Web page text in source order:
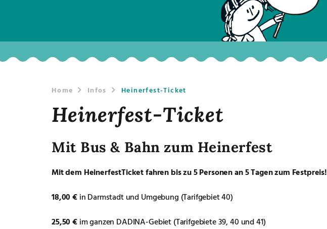
Home Infos Heinerfest-Ticket
Heinerfest-Ticket
Mit Bus & Bahn zum Heinerfest
Mit dem HeinerfestTicket fahren bis zu 5 Personen an 5 Tagen zum Festpreis!
18,00€in Darmstadt und Umgebung (Tarifgebiet 40)
25,50€im ganzen DADINA-Gebiet (Tarifgebiete 39, 40 und 41)